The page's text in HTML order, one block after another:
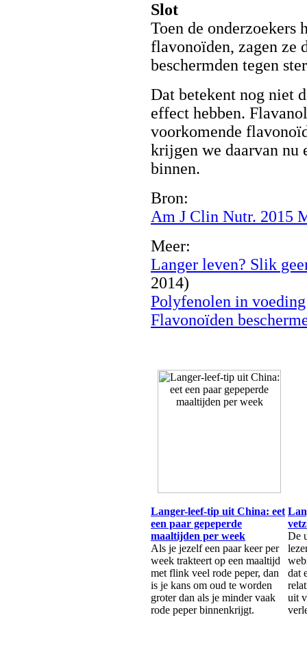
Slot
Toen de onderzoekers
flavonoïden, zagen ze
beschermden tegen
Dat betekent nog niet
effect hebben.
voorkomende
krijgen we daarvan nu
binnen.
Bron:
Am J Clin Nutr. 2015
Meer:
Langer leven? Slik
2014)
Polyfenolen in
Flavonoïden
Langer-leef-tip uit China: eet
een paar gepeperde
maaltijden per week
Als je jezelf een paar keer per
week trakteert op een maaltijd
met flink veel rode peper, dan
is je kans om oud te worden
groter dan als je minder vaak
rode peper binnenkrijgt.
De
dat
uit